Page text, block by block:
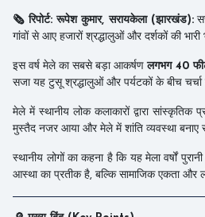
🗞️ रिपोर्ट: रूपेश कुमार, सरायकेला (झारखंड):
गांवों से आए हजारों श्रद्धालुओं और दर्शकों की
इस वर्ष मेले का सबसे बड़ा आकर्षणलगभग 40
सजा यह टुसू श्रद्धालुओं और पर्यटकों के बीच
मेले में स्थानीय लोक कलाकारों द्वारा
मुस्तैद नजर आया और मेले में शांति व्यवस्था बनाए
स्थानीय लोगों का कहना है कि यह मेला वर्षों
आस्था का प्रतीक है, बल्कि सामाजिक एकता और